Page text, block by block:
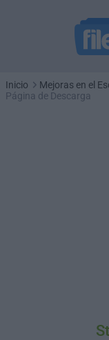
Inicio Mejoras en el
Página de Descarga